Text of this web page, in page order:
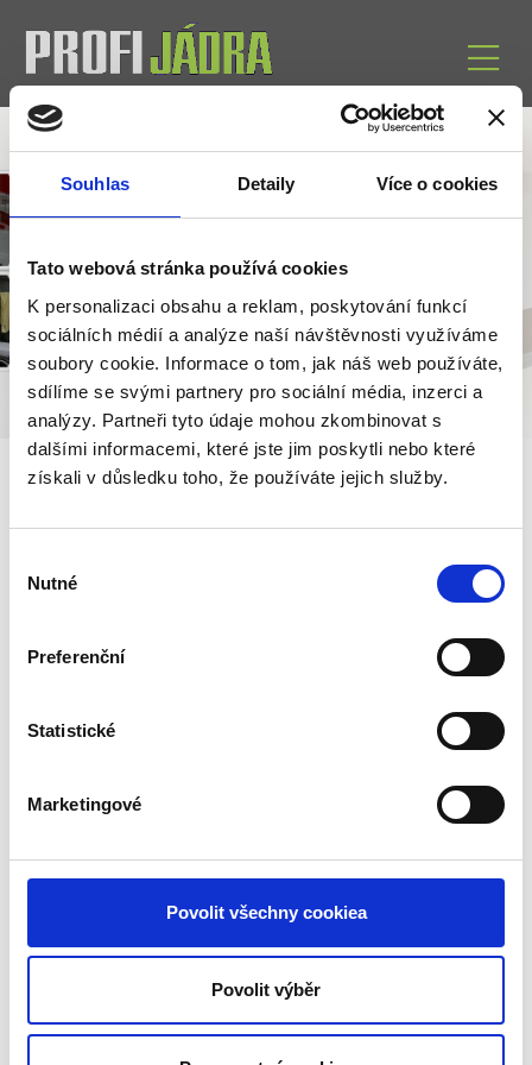
Souhlas Detaily Více o cookies
Tato webová stránka používá cookies
K personalizaci obsahu a reklam, poskytování funkcí
sociálních médií a analýze naší návštěvnosti využíváme
soubory cookie. Informace o tom, jak náš web používáte,
sdílíme se svými partnery pro sociální média, inzerci a
analýzy. Partneři tyto údaje mohou zkombinovat s
dalšími informacemi, které jste jim poskytli nebo které
získali v důsledku toho, že používáte jejich služby.
souhlasu
Nutné
Preferenční
Statistické
Marketingové
Povolit všechny cookiea
Povolit výběr
Fotogalerie
Malá ukázka naší práce
www.profijadra.cz